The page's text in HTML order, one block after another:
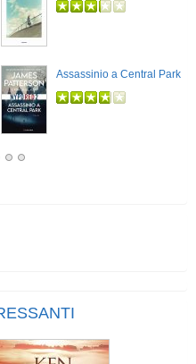
Assassinio a Central Park